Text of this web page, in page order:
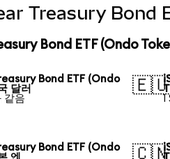
Treasury Bond
Bond ETF (Ondo
Bond ETF (Ondo
달러
같음
Bond ETF (Ondo